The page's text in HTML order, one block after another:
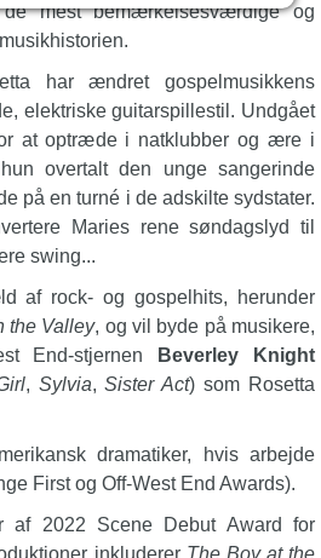
mest bemærkelsesværdige og
har ændret gospelmusikkens
elektriske guitarspillestil. Undgået
at optræde i natklubber og ære i
overtalt den unge sangerinde
på en turné i de adskilte sydstater.
Maries rene søndagslyd til
swing...
af rock- og gospelhits, herunder
the Valley, og vil byde på musikere,
End-stjernen
Beverley Knight
, Sylvia,Sister Act) som Rosetta
dramatiker, hvis arbejde
First og Off-West End Awards).
af 2022 Scene Debut Award for
inkluderer The Boy at the